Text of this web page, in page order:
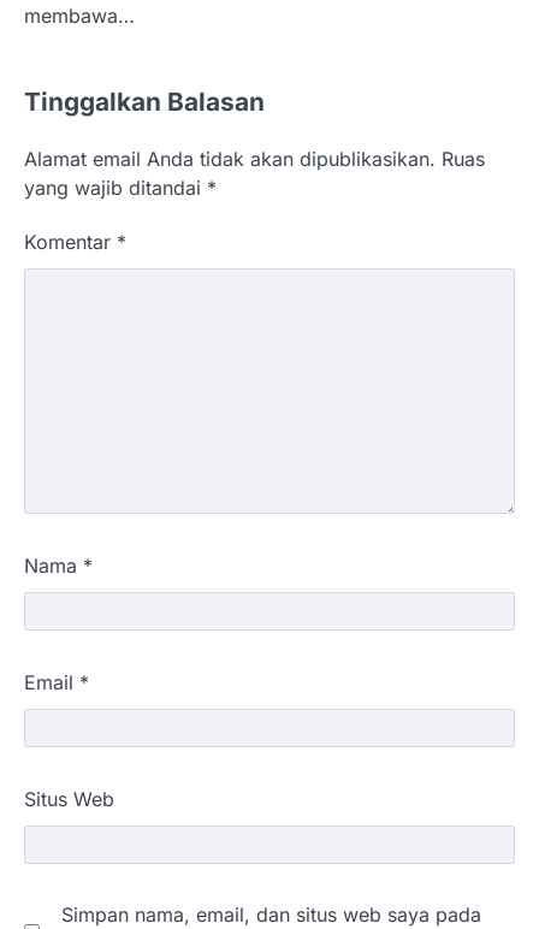
membawa…
Tinggalkan Balasan
Alamat email Anda tidak akan dipublikasikan. Ruas
yang wajib ditandai *
Komentar *
Nama *
Email *
Situs Web
Simpan nama, email, dan situs web saya pada